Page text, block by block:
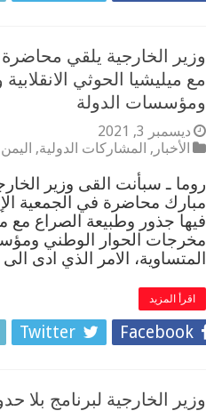
مع ميليشيا الحوثي
ومؤسسات الدولة
ديسمبر 3, 2021
الأخبار , المشاركات الدولية, اليمن
روما ـ سبأنت القى وزير
مبارك محاضرة في الجمعية
فيها جذور وطبيعة الصراع مع
مخرجات الحوار الوطني
المتساوية، الامر الذي ادى
اقرأ المزيد
Facebook
Twitter
وزير الخارجية لبرنامج بلا